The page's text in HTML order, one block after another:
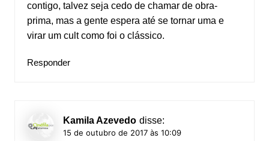
contigo, talvez seja cedo de chamar de obra-
prima, mas a gente espera até se tornar uma e
virar um cult como foi o clássico.
Responder
Kamila Azevedo disse:
15 de outubro de 2017 às 10:09